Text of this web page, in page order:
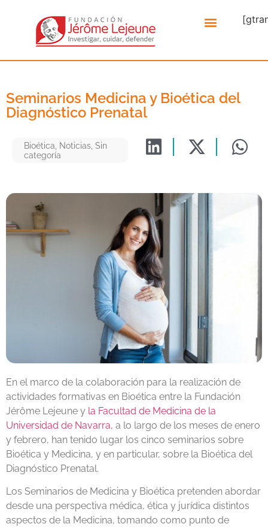
Seminarios Medicina y Bioética del
Diagnóstico Prenatal
Bioética Noticias Sin
categoría
En el marco de la colaboración para la realización de
actividades formativas en Bioética entre la Fundación
Jérôme Lejeune y la Facultad de Medicina de la
Universidad de Navarra, a lo largo de los meses de enero
y febrero, han tenido lugar los cinco seminarios sobre
Bioética y Medicina, y en particular, sobre la Bioética del
Diagnóstico Prenatal.
Los Seminarios de Medicina y Bioética pretenden abordar
desde una perspectiva médica, ética y jurídica distintos
aspectos de la Medicina, tomando como punto de